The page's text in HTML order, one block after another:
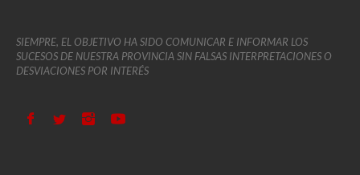
SIEMPRE, EL OBJETIVO HA SIDO COMUNICAR E INFORMAR LOS
SUCESOS DE NUESTRA PROVINCIA SIN FALSAS INTERPRETACIONES O
DESVIACIONES POR INTERÉS